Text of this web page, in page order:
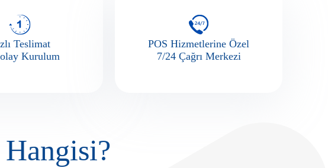
Teslimat
Kurulum
POS Hizmetlerine Özel
7/24 Çağrı Merkezi